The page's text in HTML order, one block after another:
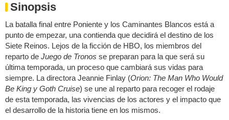
Sinopsis
La batalla final entre Poniente y los Caminantes Blancos está a
punto de empezar, una contienda que decidirá el destino de los
Siete Reinos. Lejos de la ficción de HBO, los miembros del
reparto de Juego de Tronos se preparan para la que será su
última temporada, un proceso que cambiará sus vidas para
siempre. La directora Jeannie Finlay (Orion: The Man Who Would
Be King y Goth Cruise) se une al reparto para recoger el rodaje
de esta temporada, las vivencias de los actores y el impacto que
el desarrollo de la historia tiene en los mismos.